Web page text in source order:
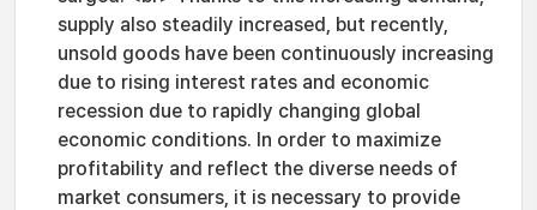
supply also steadily increased, but recently,
unsold goods have been continuously increasing
due to rising interest rates and economic
recession due to rapidly changing global
economic conditions. In order to maximize
profitability and reflect the diverse needs of
market consumers, it is necessary to provide